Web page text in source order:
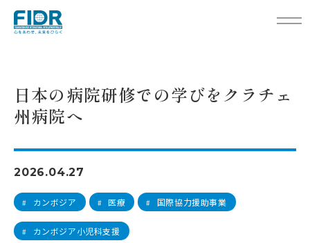
日本の病院研修での学びをクラチェ
州病院へ
2026.04.27
# カンボジア # 医療 # 国際協力援助事業
# カンボジア小児科支援